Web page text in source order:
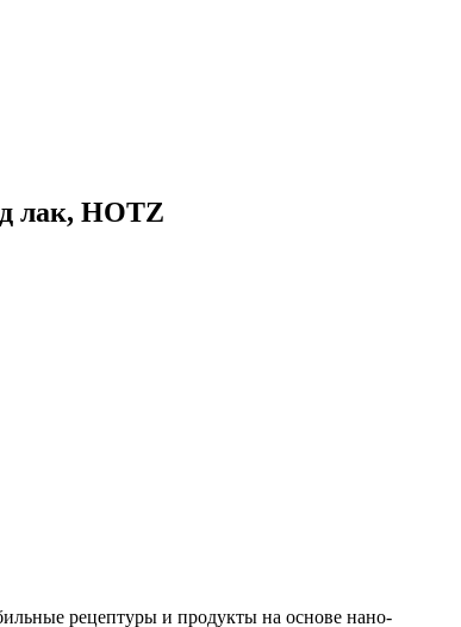
лак, HOTZ
рецептуры и продукты на основе нано-